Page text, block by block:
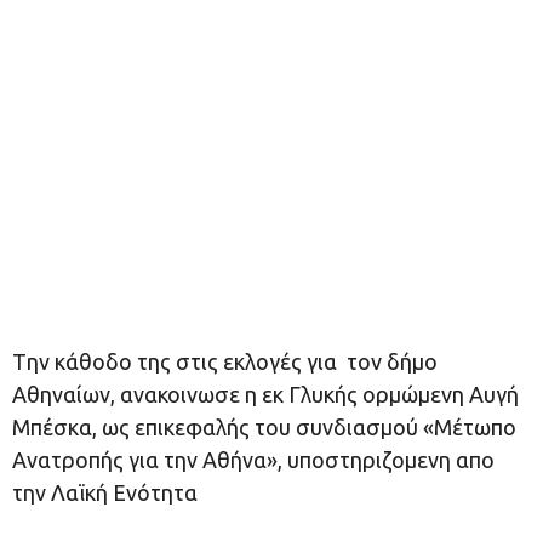
Tην κάθοδο της στις εκλογές για τον δήμο
Αθηναίων, ανακοινωσε η εκ Γλυκής ορμώμενη Αυγή
Μπέσκα, ως επικεφαλής του συνδιασμού «Μέτωπο
Ανατροπής για την Αθήνα», υποστηριζομενη απο
την Λαϊκή Ενότητα